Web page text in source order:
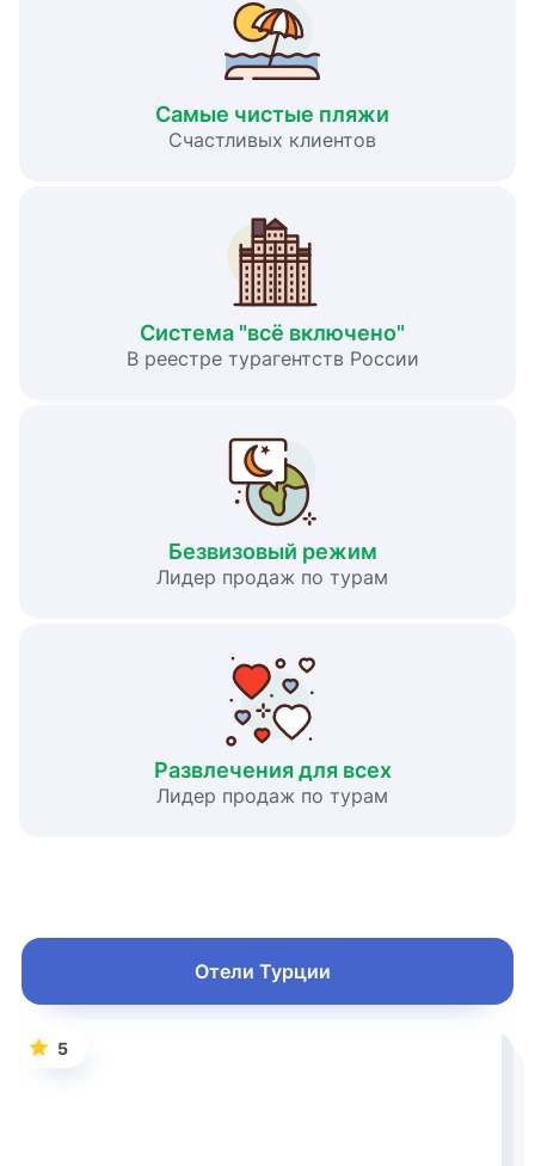
Самые чистые пляжи
Счастливых клиентов
Система "всё включено"
В реестре турагентств России
Безвизовый режим
Лидер продаж по турам
Развлечения для всех
Лидер продаж по турам
Отели Турции
5